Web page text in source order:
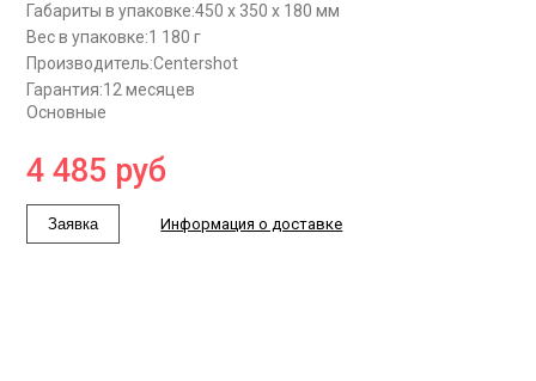
Габариты в упаковке:450 x 350 x 180 мм
Вес в упаковке:1 180 г
Производитель:Centershot
Гарантия:12 месяцев
Основные
4 485 руб
Заявка Информация о доставке